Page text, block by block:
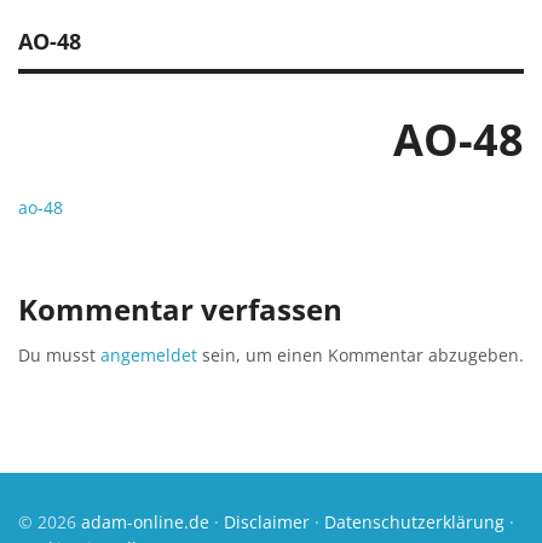
AO-48
AO-48
ao-48
Kommentar verfassen
Du musst angemeldet sein, um einen Kommentar abzugeben.
© 2026 adam-online.de · Disclaimer · Datenschutzerklärung ·